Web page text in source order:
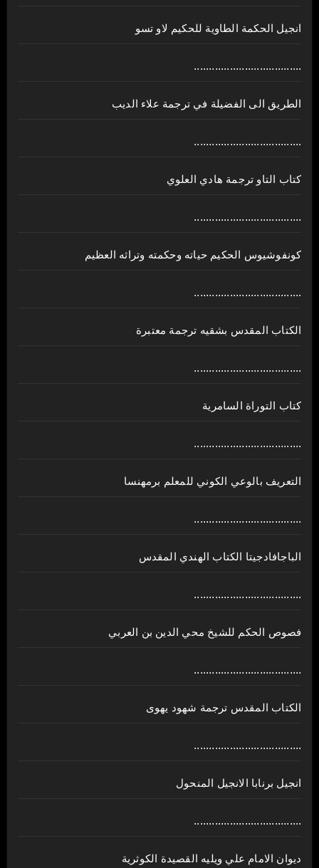
انجيل الحكمة الطاوية للحكيم لاو تسو
....................................
الطريق الى الفضيلة في ترجمة علاء الديب
....................................
كتاب التاو ترجمة هادي العلوي
....................................
كونفوشيوس الحكيم حياته وحكمته وتراثه العظيم
....................................
الكتاب المقدس بشقيه ترجمة معتبرة
....................................
كتاب التوراة السامرية
....................................
ﺍﻟﺘﻌﺮﻳﻒ ﺑﺎﻟﻮﻋﻲ ﺍﻟﻜﻮﻧﻲ للمعلم برمهنسا
....................................
الباجافادجيتا الكتاب الهندي المقدس
....................................
فصوص الحكم للشيخ محي الدين بن العربي
....................................
الكتاب المقدس ترجمة شهود يهوى
....................................
انجيل برنابا الانجيل المنحول
....................................
ديوان الامام علي ويليه القصيدة الكوثرية